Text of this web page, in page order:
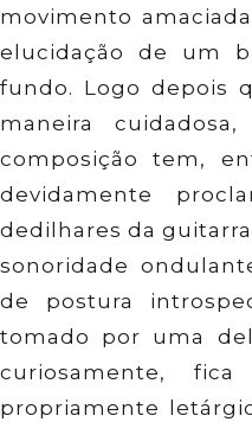
movimento
elucidação de um
fundo. Logo depois
maneira
composição tem,
devidamente
dedilhares da
sonoridade
de postura
tomado por uma
curiosamente,
propriamente